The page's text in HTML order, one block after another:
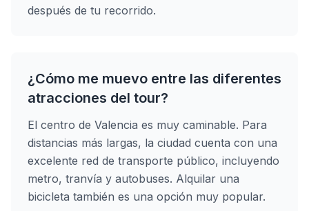
después de tu recorrido.
¿Cómo me muevo entre las diferentes
atracciones del tour?
El centro de Valencia es muy caminable. Para
distancias más largas, la ciudad cuenta con una
excelente red de transporte público, incluyendo
metro, tranvía y autobuses. Alquilar una
bicicleta también es una opción muy popular.